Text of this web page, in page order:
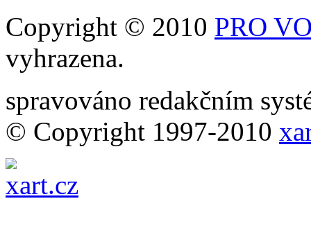
Copyright © 2010 PRO
vyhrazena.
spravováno redakčním
© Copyright 1997-2010